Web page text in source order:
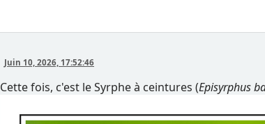
Juin 10, 2026, 17:52:46
Cette fois, c'est le Syrphe à ceintures (Episyrphus